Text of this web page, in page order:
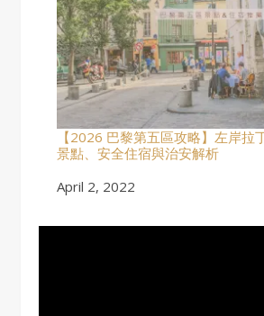
【2026 巴黎第五區攻略】左岸拉
景點、安全住宿與治安解析
Date
April 2, 2022